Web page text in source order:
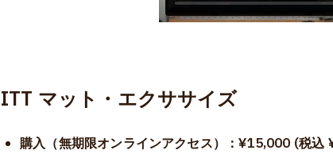
ITT マット・エクササイズ
購入（無期限オンラインアクセス）：¥15,000 (税込